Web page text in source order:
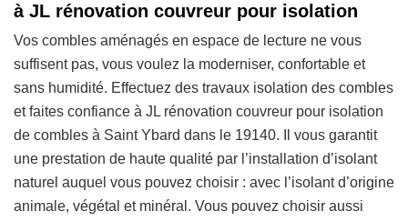
à JL rénovation couvreur pour isolation
Vos combles aménagés en espace de lecture ne vous
suffisent pas, vous voulez la moderniser, confortable et
sans humidité. Effectuez des travaux isolation des combles
et faites confiance à JL rénovation couvreur pour isolation
de combles à Saint Ybard dans le 19140. Il vous garantit
une prestation de haute qualité par l’installation d’isolant
naturel auquel vous pouvez choisir : avec l’isolant d’origine
animale, végétal et minéral. Vous pouvez choisir aussi